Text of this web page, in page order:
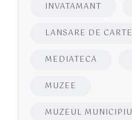
INVATAMANT
LANSARE DE CARTE
MEDIATECA
MUZEE
MUZEUL